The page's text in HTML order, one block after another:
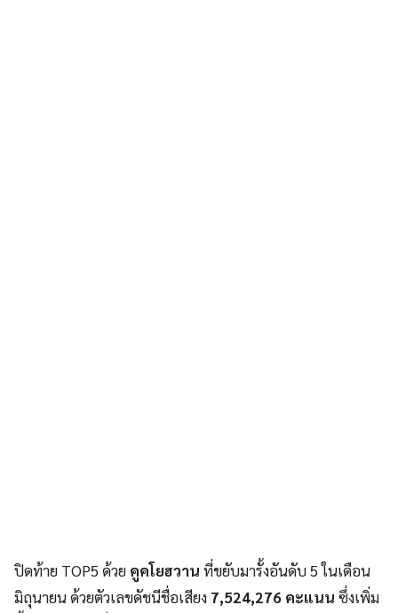
ปิดท้าย TOP5 ด้วย คูคโยฮวาน ที่ขยับมารั้งอันดับ 5 ในเดือน
มิถุนายน ด้วยตัวเลขดัชนีชื่อเสียง 7,524,276 คะแนน ซึ่งเพิ่ม